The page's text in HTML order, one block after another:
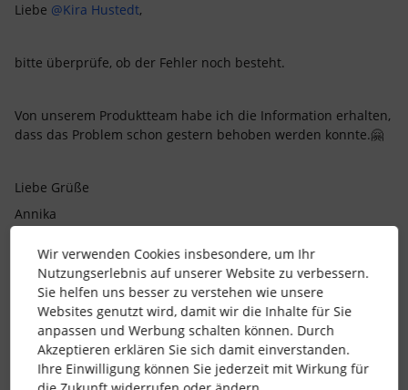
Liebe ​ @Kira Hustedt,
bitte überprüfe, ob der Fehler noch besteht.
Von unserem Produktteam habe ich die Information erhalten,
dass das Problem schon gestern behoben werden konnte.🤗
Liebe Grüße
Annika
1 Personen gefällt dies
Mareike S. Forum|Forum|1 year ago
Wir verwenden Cookies insbesondere, um Ihr
Nutzungserlebnis auf unserer Website zu verbessern.
Sie helfen uns besser zu verstehen wie unsere
Websites genutzt wird, damit wir die Inhalte für Sie
anpassen und Werbung schalten können. Durch
Akzeptieren erklären Sie sich damit einverstanden.
Ihre Einwilligung können Sie jederzeit mit Wirkung für